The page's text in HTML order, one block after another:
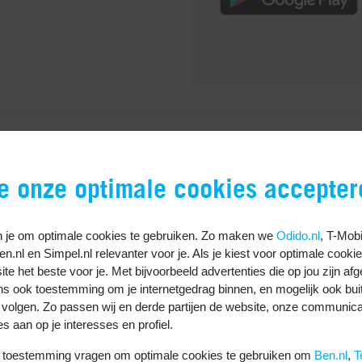
naar je beste vriend terwijl je onderweg bent? Het
Met de dicteerfunctie verstuur je handsfree
app die je met Android Auto kan gebruiken is
B. Ook hier gebruik je Google Assistent om je route
veel verkeersinformatie. Het verzamelt data van
waar het druk is.
onze optimale cookies
je om optimale cookies te gebruiken. Zo maken we Odido.nl, T-
en Simpel.nl relevanter voor je. Als je kiest voor optimale
het beste voor je. Met bijvoorbeeld advertenties die op jou zijn
ook toestemming om je internetgedrag binnen, en mogelijk ook
Zo passen wij en derde partijen de website, onze
aan op je interesses en profiel.
vragen om optimale cookies te gebruiken om Ben.nl,